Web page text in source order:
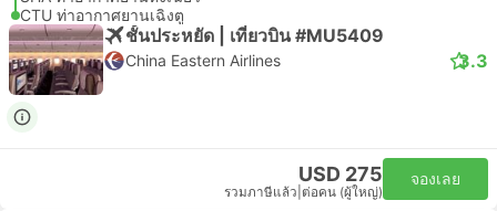
CTU ท่าอากาศยานเฉิงตู
ชั้นประหยัด | เที่ยวบิน #MU5409
China Eastern Airlines 3.3
USD 275
รวมภาษีแล้ว ต่อคน (ผู้ใหญ่)
จองเลย